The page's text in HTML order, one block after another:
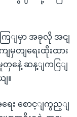
ြျမှာ အခုလို အငျ
ျမှတျရေးထိုးထား
တှနေဲ့ ဆန့ျကငြျ
။
ေး စောင့ျကွည့ျ